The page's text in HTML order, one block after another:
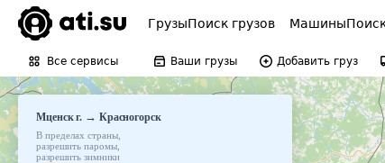
ГрузыПоиск грузов Машины
Все сервисы Ваши грузы Добавить груз
Мценск г. → Красногорск
В пределах страны
разрешить паромы
разрешить зимники